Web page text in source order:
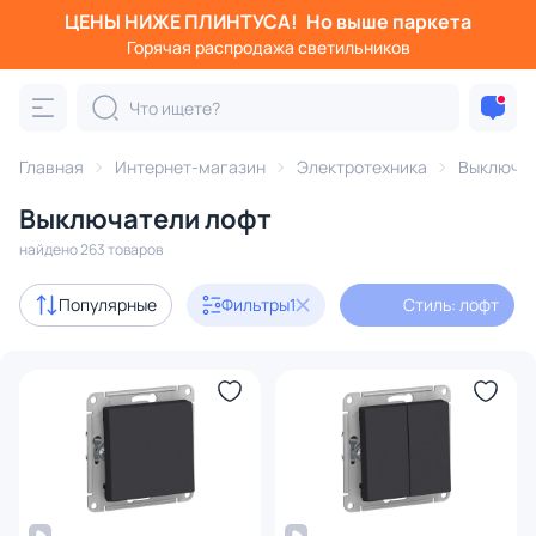
ЦЕНЫ НИЖЕ ПЛИНТУСА! Но выше паркета
Горячая распродажа светильников
Главная Интернет-магазин Электротехника
Выключатели лофт
найдено 263 товаров
Популярные Фильтры1 Стиль: лофт
Фильтры
Категория:
диммеры
В наличии 209